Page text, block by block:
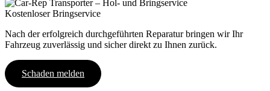
Kostenloser Bringservice
Nach der erfolgreich durchgeführten Reparatur bringen wir Ihr
Fahrzeug zuverlässig und sicher direkt zu Ihnen zurück.
Schaden melden